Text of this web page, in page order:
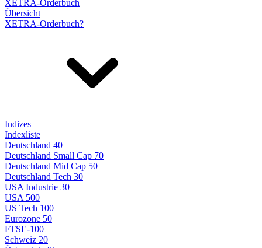
XETRA-Orderbuch
Übersicht
XETRA-Orderbuch?
Indizes
Indexliste
Deutschland 40
Deutschland Small Cap 70
Deutschland Mid Cap 50
Deutschland Tech 30
USA Industrie 30
USA 500
US Tech 100
Eurozone 50
FTSE-100
Schweiz 20